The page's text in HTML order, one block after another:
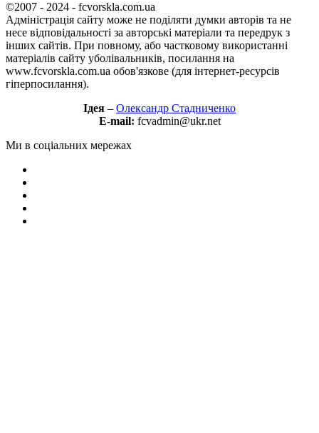
©2007 - 2024 - fcvorskla.com.ua
Адміністрація сайту може не поділяти думки авторів та не
несе відповідальності за авторські матеріали та передрук з
інших сайтів. При повному, або частковому використанні
матеріалів сайту уболівальників, посилання на
www.fcvorskla.com.ua обов'язкове (для інтернет-ресурсів
гіперпосилання).
Ідея – Олександр Стадниченко
E-mail: fcvadmin@ukr.net
Ми в соціальних мережах